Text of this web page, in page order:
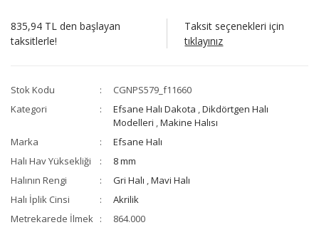
835,94 TL den başlayan
taksitlerle!
Taksit seçenekleri için
tıklayınız
Stok Kodu
CGNPS579_f11660
Kategori
Efsane Halı Dakota ,Dikdörtgen Halı
Modelleri ,Makine Halısı
Marka
Efsane Halı
Halı Hav Yüksekliği
8 mm
Halının Rengi
Gri Halı ,Mavi Halı
Halı İplik Cinsi
Akrilik
Metrekarede İlmek
864.000